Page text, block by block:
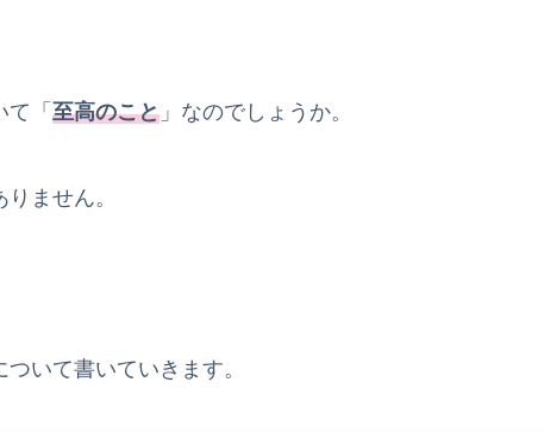
「 至高のこと 」なのでしょうか。
ません。
いて書いていきます。